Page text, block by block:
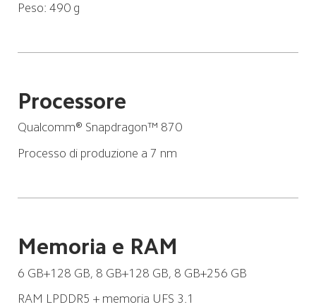
Peso: 490 g
Processore
Qualcomm® Snapdragon™ 870
Processo di produzione a 7 nm
Memoria e RAM
6 GB+128 GB, 8 GB+128 GB, 8 GB+256 GB
RAM LPDDR5 + memoria UFS 3.1